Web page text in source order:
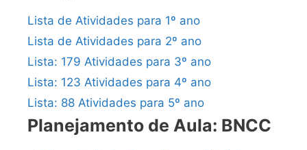
Lista de Atividades para 1º ano
Lista de Atividades para 2º ano
Lista: 179 Atividades para 3º ano
Lista: 123 Atividades para 4º ano
Lista: 88 Atividades para 5º ano
Planejamento de Aula: BNCC